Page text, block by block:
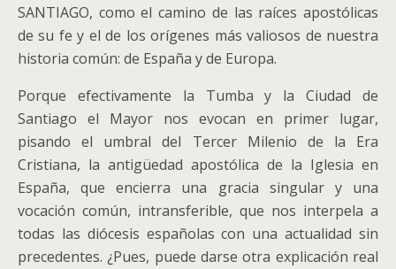
SANTIAGO, como el camino de las raíces apostólicas
de su fe y el de los orígenes más valiosos de nuestra
historia común: de España y de Europa.
Porque efectivamente la Tumba y la Ciudad de
Santiago el Mayor nos evocan en primer lugar,
pisando el umbral del Tercer Milenio de la Era
Cristiana, la antigüedad apostólica de la Iglesia en
España, que encierra una gracia singular y una
vocación común, intransferible, que nos interpela a
todas las diócesis españolas con una actualidad sin
precedentes. ¿Pues, puede darse otra explicación real